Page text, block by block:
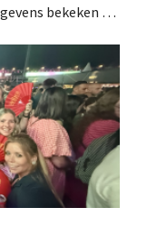
bekeken of